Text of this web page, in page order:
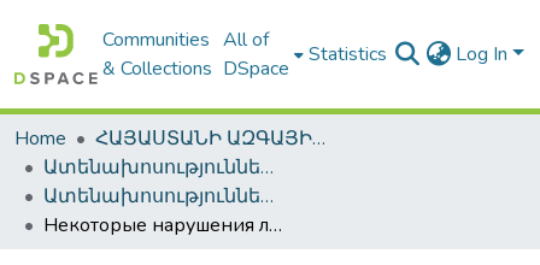
Communities
& Collections
All of
DSpace
Statistics Log In
Home
ՀԱՅԱՍՏԱՆԻ ԱԶԳԱՅԻՆ ԳՐԱԴԱՐԱՆԻ ԹՎԱՅԻՆ ՊԱՀՈՑ / DIGITAL REPOSITORY OF NLA
Ատենախոսություններ և սեղմագրեր / Theses & Abstracts
Ատենախոսություններ և սեղմագրեր / Theses & Abstracts
Некоторые нарушения липидного метаболизма при аденоме предстательной железы до и после трансуретральной резекции / Լիպիդային փոխանակության խանգարումները շագանակագեղձի ադենոմայի նախ և հետտրանսուռետրալ ռեզեկցիայի ժամանակ